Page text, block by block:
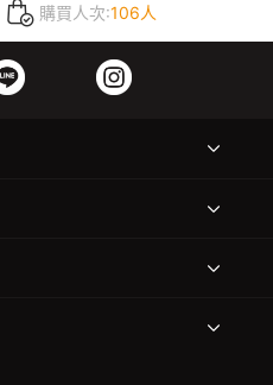
購買人次:106人